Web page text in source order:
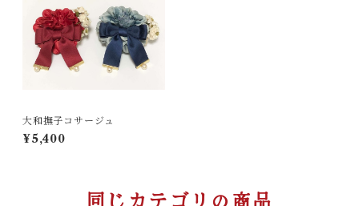
大和撫子コサージュ
¥5,400
同じカテゴリの商品